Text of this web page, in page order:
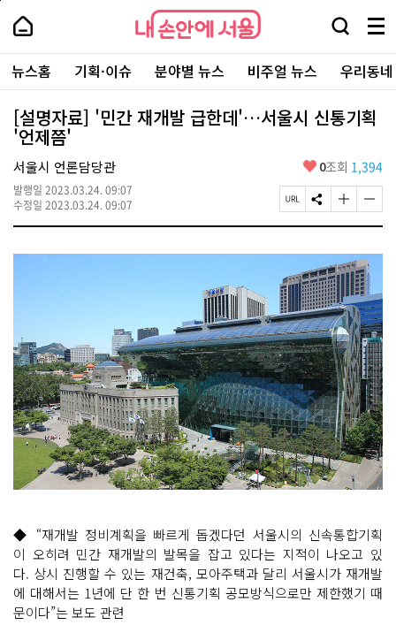
본
로
가
내
손
안
에
서
울
-
서
울
시
대
표
소
통
포
내
손
에
울
검
창
열
기
메
뉴
전
체
보
기
주
요
서
뉴스홈 기획·이슈 분야별 뉴스 비주얼 뉴스 우리동
[설명자료] '민간 재개발 급한데'…서울시 신통기획
'언제쯤'
서울시 언론담당관
발행일 2023.03.24. 09:07
수정일 2023.03.24. 09:07
좋
요
0조회 1,394
페
이
U
L
복
사
S
N
공
유
하
기
글
자
기
크
게
변
경
하
기
글
자
기
작
게
변
경
하
기
◆ “재개발 정비계획을 빠르게 돕겠다던 서울시의 신속통합기획
이 오히려 민간 재개발의 발목을 잡고 있다는 지적이 나오고 있
다. 상시 진행할 수 있는 재건축, 모아주택과 달리 서울시가 재개발
에 대해서는 1년에 단 한 번 신통기획 공모방식으로만 제한했기 때
문이다”는 보도 관련
페
상
단
로